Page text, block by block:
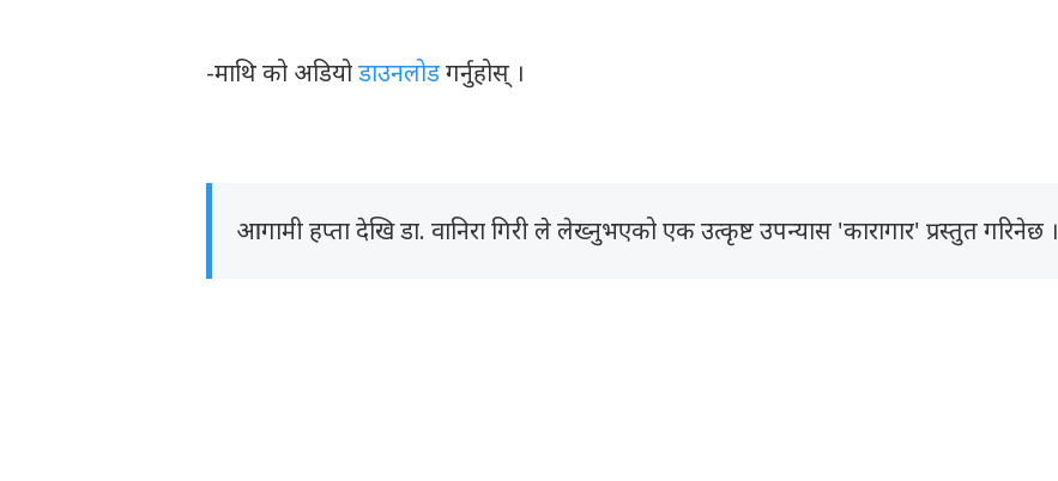
-माथि को अडियोडाउनलोडगर्नुहोस् ।
आगामी हप्ता देखि डा. वानिरा गिरी ले लेख्नुभएको एक उत्कृष्ट उपन्यास 'कारागार' प्रस्तुत गरिनेछ ।